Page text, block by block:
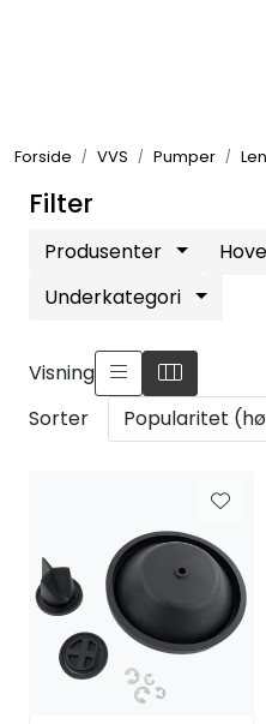
Forside VVS Pumper
Filter
Produsenter
Underkategori
Visning
Sorter
Bygg/Innredning
VVS
Fortøyning
Fritid/Sikkerhet
Båtpleie/Opplag